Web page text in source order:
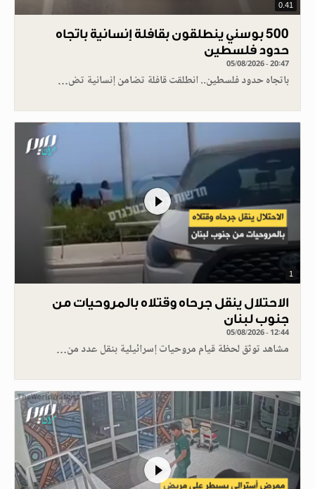
0.41
500 بوسني ينطلقون بقافلة إنسانية باتجاه
حدود فلسطين
05/08/2026 - 20:47
باتجاه حدود فلسطين.. انطلقت قافلة تضامن إنسانية تض…
1
الاحتلال ينقل جرحاه وقتلاه بالمروحيات من
جنوب لبنان
05/08/2026 - 12:44
مشاهد توثق لحظة قيام مروحيات إسرائيلية بنقل عدد من…